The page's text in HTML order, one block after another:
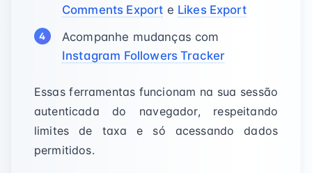
Comments Export e Likes Export
Acompanhe mudanças com
Instagram Followers Tracker
Essas ferramentas funcionam na sua sessão
autenticada do navegador, respeitando
limites de taxa e só acessando dados
permitidos.